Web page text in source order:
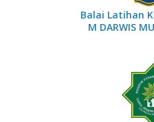
Balai Latihan
M DARWIS